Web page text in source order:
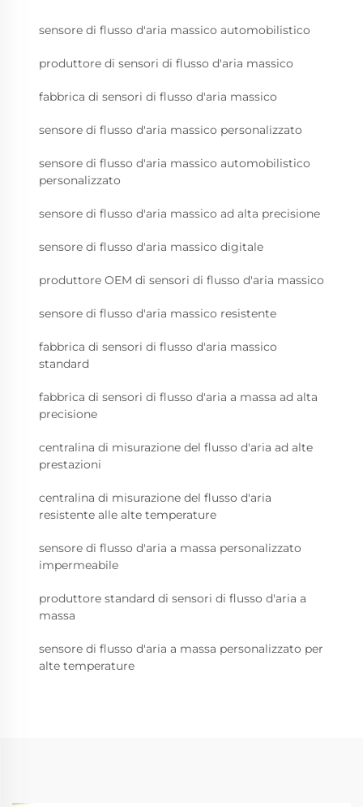
sensore di flusso d'aria massico automobilistico
produttore di sensori di flusso d'aria massico
fabbrica di sensori di flusso d'aria massico
sensore di flusso d'aria massico personalizzato
sensore di flusso d'aria massico automobilistico
personalizzato
sensore di flusso d'aria massico ad alta precisione
sensore di flusso d'aria massico digitale
produttore OEM di sensori di flusso d'aria massico
sensore di flusso d'aria massico resistente
fabbrica di sensori di flusso d'aria massico
standard
fabbrica di sensori di flusso d'aria a massa ad alta
precisione
centralina di misurazione del flusso d'aria ad alte
prestazioni
centralina di misurazione del flusso d'aria
resistente alle alte temperature
sensore di flusso d'aria a massa personalizzato
impermeabile
produttore standard di sensori di flusso d'aria a
massa
sensore di flusso d'aria a massa personalizzato per
alte temperature